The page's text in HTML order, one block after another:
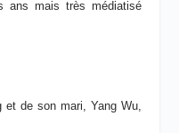
mais très médiatisé
et de son mari, Yang Wu,